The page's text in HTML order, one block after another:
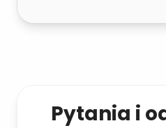
Pytania i